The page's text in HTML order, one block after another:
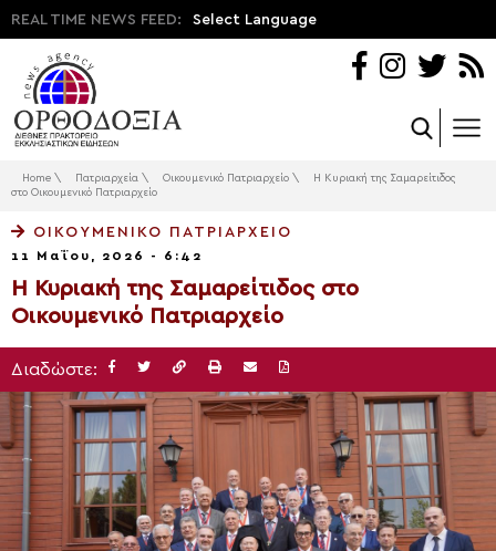
REAL TIME NEWS FEED: Select Language
Home \ Πατριαρχεία \ Οικουμενικό Πατριαρχείο \
Η Κυριακή της Σαμαρείτιδος
στο Οικουμενικό Πατριαρχείο
ΟΙΚΟΥΜΕΝΙΚΌ ΠΑΤΡΙΑΡΧΕΊΟ
11 Μαΐου, 2026 - 6:42
Η Κυριακή της Σαμαρείτιδος στο
Οικουμενικό Πατριαρχείο
Διαδώστε: